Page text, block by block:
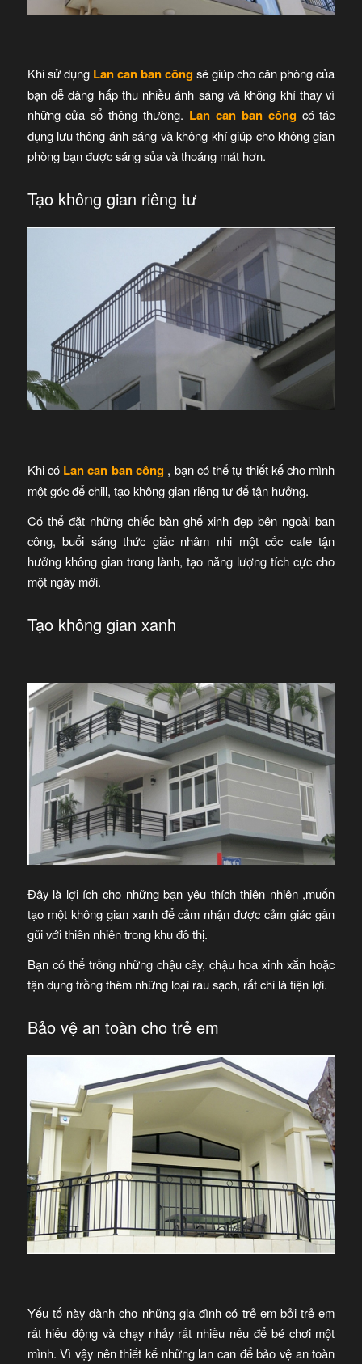
Khi sử dụng Lan can ban côngsẽ giúp cho căn phòng của
bạn dễ dàng hấp thu nhiều ánh sáng và không khí thay vì
những cửa sổ thông thường. Lan can ban công có tác
dụng lưu thông ánh sáng và không khí giúp cho không gian
phòng bạn được sáng sủa và thoáng mát hơn.
Tạo không gian riêng tư
Khi có Lan can ban công , bạn có thể tự thiết kế cho mình
một góc để chill, tạo không gian riêng tư để tận hưởng.
Có thể đặt những chiếc bàn ghế xinh đẹp bên ngoài ban
công, buổi sáng thức giấc nhâm nhi một cốc cafe tận
hưởng không gian trong lành, tạo năng lượng tích cực cho
một ngày mới.
Tạo không gian xanh
Đây là lợi ích cho những bạn yêu thích thiên nhiên ,muốn
tạo một không gian xanh để cảm nhận được cảm giác gần
gũi với thiên nhiên trong khu đô thị.
Bạn có thể trồng những chậu cây, chậu hoa xinh xắn hoặc
tận dụng trồng thêm những loại rau sạch, rất chi là tiện lợi.
Bảo vệ an toàn cho trẻ em
Yếu tố này dành cho những gia đình có trẻ em bởi trẻ em
rất hiếu động và chạy nhảy rất nhiều nếu để bé chơi một
mình. Vì vậy nên thiết kế những lan can để bảo vệ an toàn